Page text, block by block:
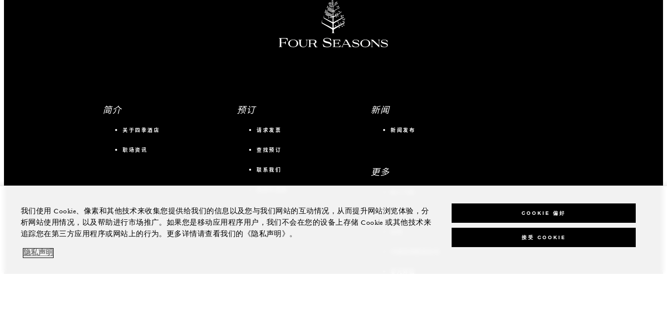
简介
关于四季酒店
职场资讯
预订
请求发票
查找预订
联系我们
新闻
新闻发布
更多
游艇
我们使用 Cookie、像素和其他技术来收集您提供给我们的信息以及您与我们网站的互动情况，从而提升网站浏览体验，分
析网站使用情况，以及帮助进行市场推广。如果您是移动应用程序用户，我们不会在您的设备上存储 Cookie 或其他技术来
追踪您在第三方应用程序或网站上的行为。更多详情请查看我们的《隐私声明》。
隐私声明
COOKIE 偏好
接受 COOKIE